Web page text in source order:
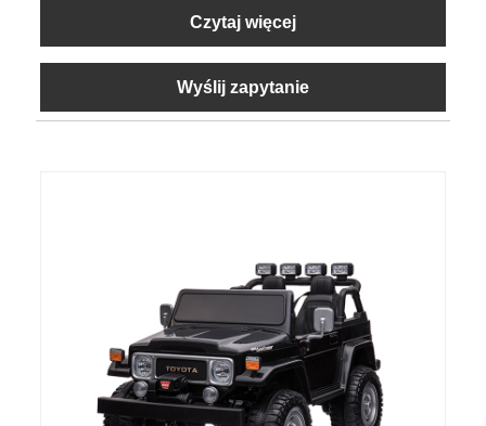
Czytaj więcej
Wyślij zapytanie